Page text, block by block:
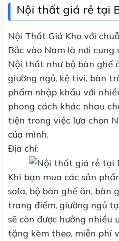
Nội thất giá rẻ tại
Nội Thất Giá Kho với
Bắc vào Nam là nơi cung
Nội thất như bộ bàn ghế
giường ngủ, kệ tivi, bàn
phẩm nhập khẩu với
phong cách khác nhau
tiện trong việc lựa chọn
của mình.
Địa chỉ:
Khi bạn mua các sản
sofa, bộ bàn ghế ăn, bàn
trang điểm, giường ngủ
sẽ còn được hưởng nhiều
tặng kèm theo, miễn phí